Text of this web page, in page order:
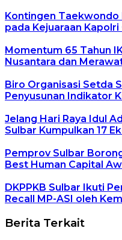
Kontingen Taekwondo
pada Kejuaraan
Momentum 65 Tahun
Nusantara dan
Biro Organisasi Setda
Penyusunan Indikator
Jelang Hari Raya Idul
Sulbar Kumpulkan 17
Pemprov Sulbar
Best Human Capital
DKPPKB Sulbar Ikuti
Recall MP-ASI oleh
Berita Terkait